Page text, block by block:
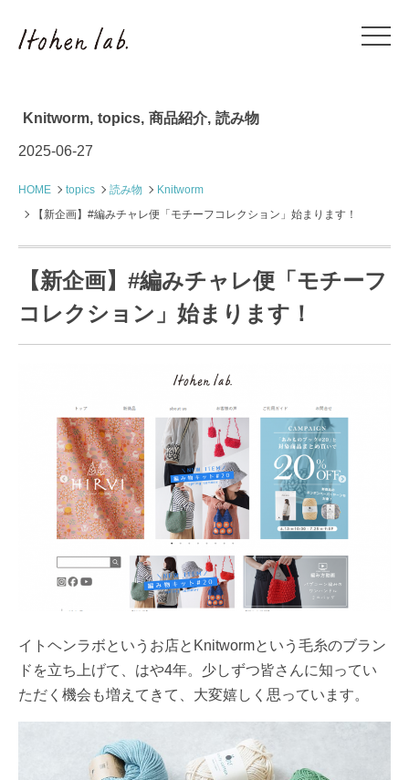
Knitworm, topics, 商品紹介, 読み物
2025-06-27
HOME topics 読み物
Knitworm
【新企画】#編みチャレ便「モチーフコレクション」始まります！
【新企画】#編みチャレ便「モチーフ
コレクション」始まります！
イトヘンラボというお店とKnitwormという毛糸のブラン
ドを立ち上げて、はや4年。少しずつ皆さんに知ってい
ただく機会も増えてきて、大変嬉しく思っています。